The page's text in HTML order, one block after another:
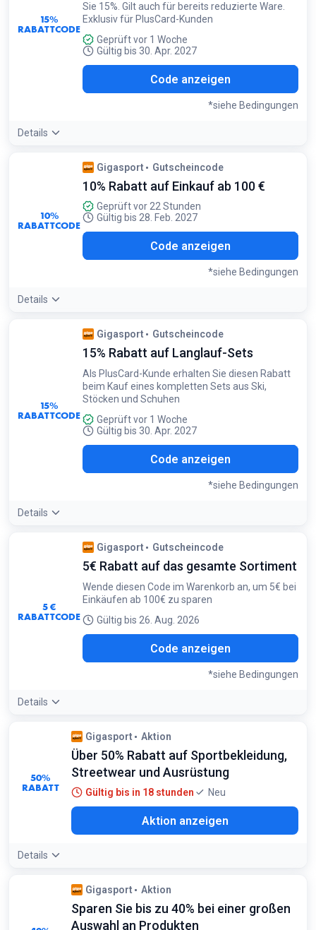
15%
RABATTCODE
Sie 15%. Gilt auch für bereits reduzierte Ware.
Exklusiv für PlusCard-Kunden
Geprüft vor 1 Woche
Gültig bis 30. Apr. 2027
Code anzeigen
*siehe Bedingungen
Details
Nur für PlusCard-Inhaber. Nicht mit anderen Rabatten
kombinierbar
10%
RABATTCODE
Gigasport Gutscheincode
10% Rabatt auf Einkauf ab 100 €
Geprüft vor 22 Stunden
Gültig bis 28. Feb. 2027
Code anzeigen
*siehe Bedingungen
Details
Gilt für Einkäufe ab 100 €
15%
RABATTCODE
Gigasport Gutscheincode
15% Rabatt auf Langlauf-Sets
Als PlusCard-Kunde erhalten Sie diesen Rabatt
beim Kauf eines kompletten Sets aus Ski,
Stöcken und Schuhen
Geprüft vor 1 Woche
Gültig bis 30. Apr. 2027
Code anzeigen
*siehe Bedingungen
Details
Gilt nicht für Sale-Artikel und ist nicht mit anderen Rabatten
kombinierbar
5 €
RABATTCODE
Gigasport Gutscheincode
5€ Rabatt auf das gesamte Sortiment
Wende diesen Code im Warenkorb an, um 5€ bei
Einkäufen ab 100€ zu sparen
Gültig bis 26. Aug. 2026
Code anzeigen
*siehe Bedingungen
Details
Bedingungen:
Gilt erst ab 100€ Einkaufswert
50%
RABATT
Gigasport Aktion
Über 50% Rabatt auf Sportbekleidung,
Streetwear und Ausrüstung
Gültig bis in 18 stunden Neu
Aktion anzeigen
Details
Gigasport Aktion
Sparen Sie bis zu 40% bei einer großen
Auswahl an Produkten